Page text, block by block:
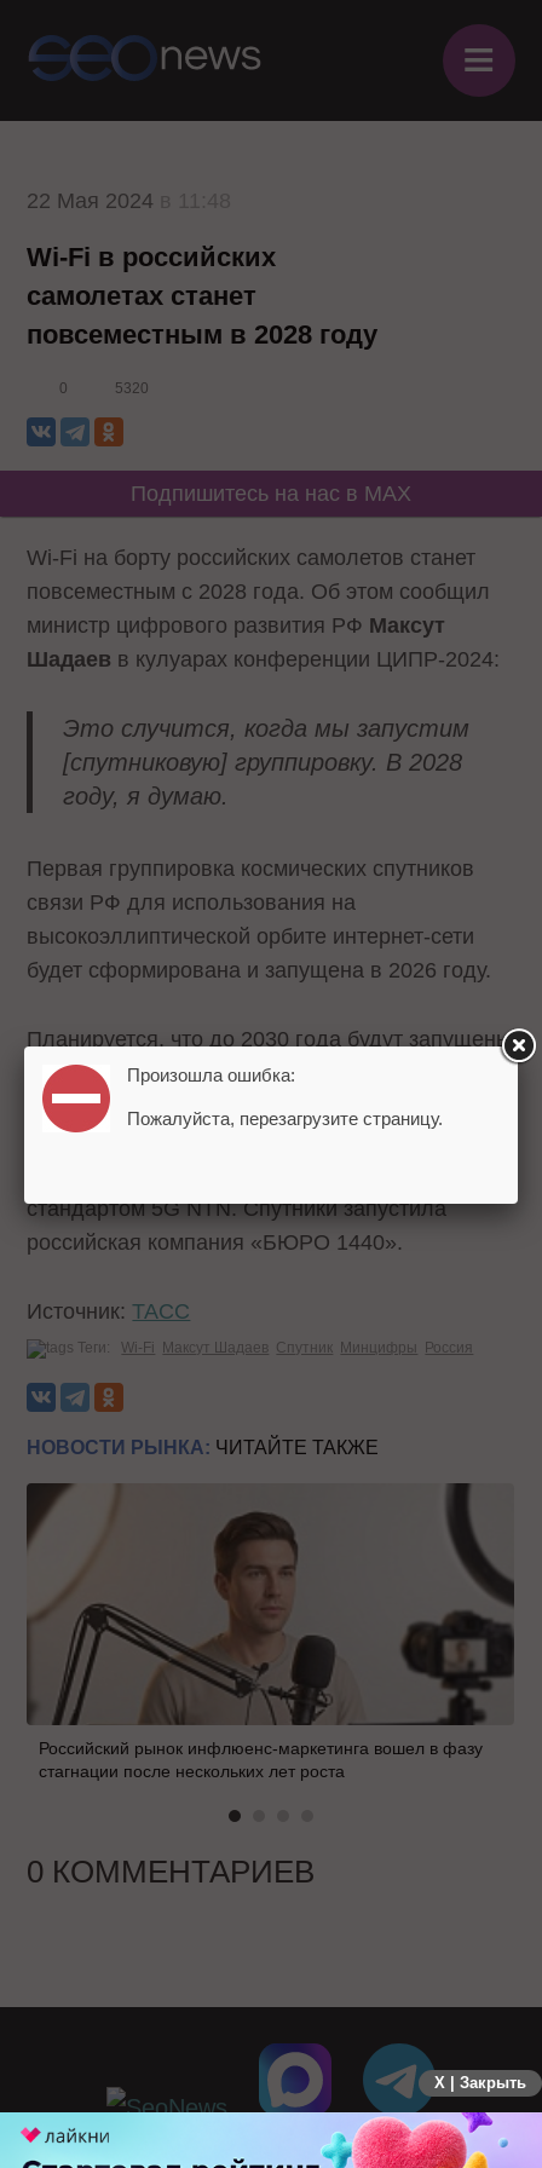
≡
22 Мая 2024
Wi-Fi в российских
самолетах станет
повсеместным в 2028 году
0 5320
Подпишитесь на нас в MAX
Wi-Fi на борту российских самолетов станет
повсеместным с 2028 года. Об этом сообщил
министр цифрового развития РФ Максут
Шадаев в кулуарах конференции ЦИПР-2024:
Это случится, когда мы запустим
[спутниковую] группировку. В 2028
году, я думаю.
Первая группировка космических спутников
связи РФ для использования на
высокоэллиптической орбите интернет-сети
будет сформирована и запущена в 2026 году.
Планируется, что до 2030 года будут запущены
737 низкоорбитальных спутников связи.
стандартом 5G NTN. Спутники запустила
российская компания «БЮРО 1440».
Источник:ТАСС
Теги: Wi-Fi Максут Шадаев Спутник Минцифры Россия
НОВОСТИ РЫНКА: ЧИТАЙТЕ ТАКЖЕ
Российский рынок инфлюенс-маркетинга вошел в фазу
стагнации после нескольких лет роста
0 КОММЕНТАРИЕВ
X | Закрыть
ПЕРЕЙТИ НА ПОЛНУЮ ВЕРСИЮ
Произошла ошибка:
Пожалуйста, перезагрузите страницу.